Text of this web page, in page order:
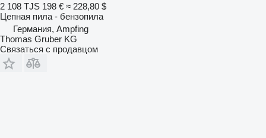
2 108 TJS 198 € ≈ 228,80 $
Цепная пила - бензопила
Германия, Ampfing
Thomas Gruber KG
Связаться с продавцом